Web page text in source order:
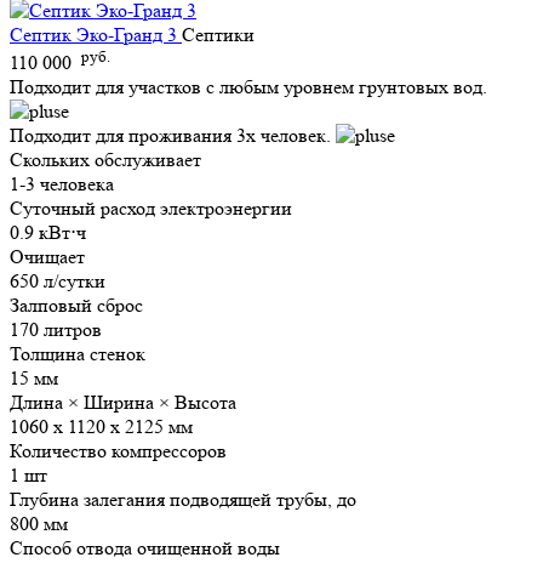
Септик Эко-Гранд 3 Септики
110 000 руб.
Подходит для участков с любым уровнем грунтовых вод.
Подходит для проживания 3х человек.
Скольких обслуживает
1-3 человека
Суточный расход электроэнергии
0.9 кВт⋅ч
Очищает
650 л/сутки
Залповый сброс
170 литров
Толщина стенок
15 мм
Длина × Ширина × Высота
1060 х 1120 х 2125 мм
Количество компрессоров
1 шт
Глубина залегания подводящей трубы, до
800 мм
Способ отвода очищенной воды